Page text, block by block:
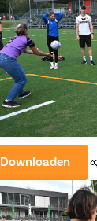
Downloaden